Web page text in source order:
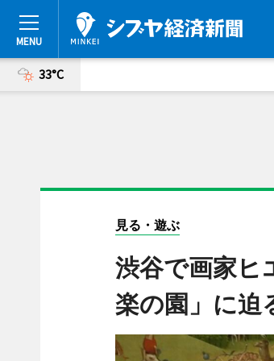
33°C
見る・遊ぶ
渋谷で画家
楽の園」に迫